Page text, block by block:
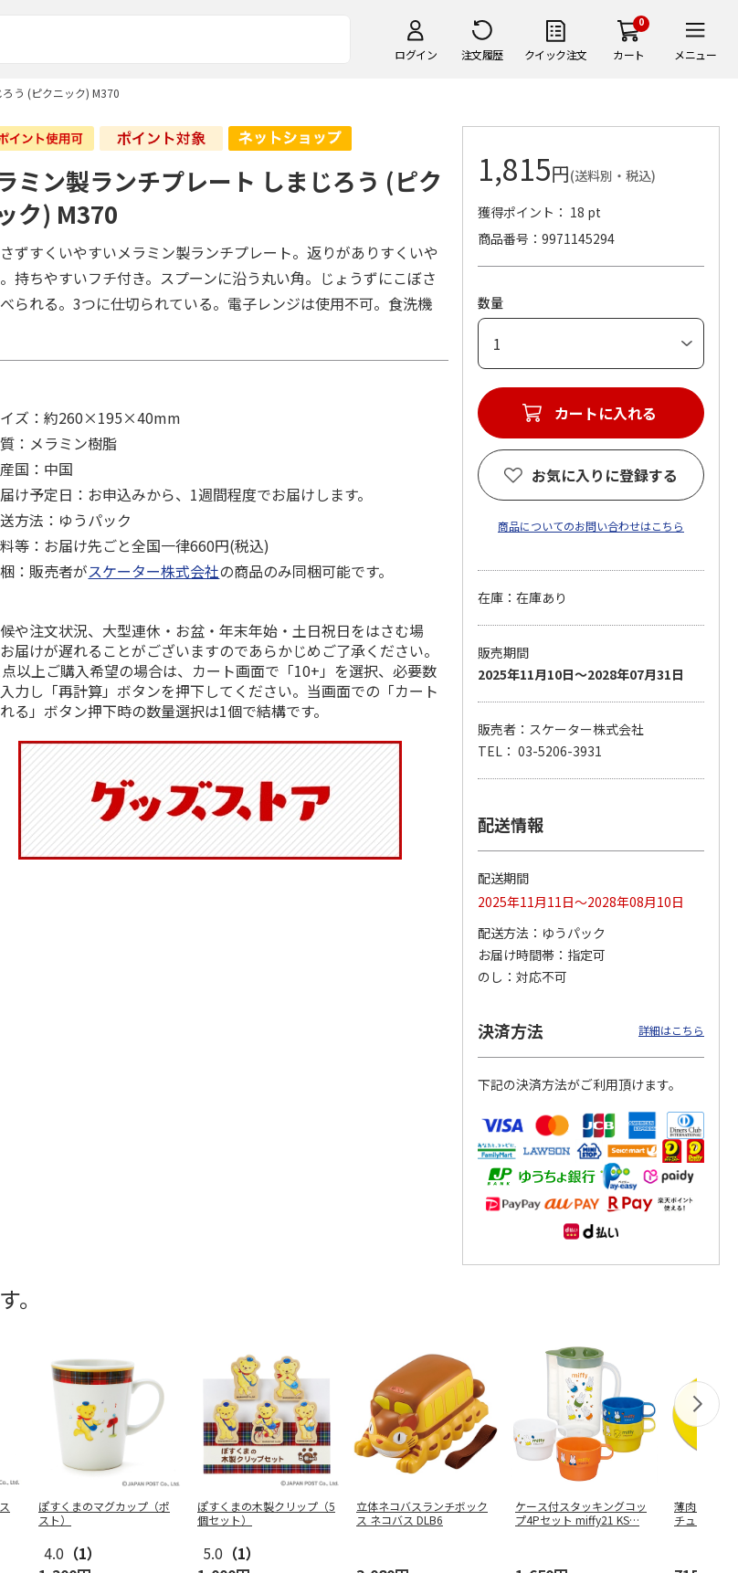
ログイン 注文履歴 クイック注文
0
カート メニュー
う (ピクニック) M370
コーデュロイ生地ラ
キティ KCOB2
2,200円
(送料別・税込)
マスコット付箸・箸
ミン製ランチプレート しまじろう (ピク
ク) M370
ずすくいやすいメラミン製ランチプレート。返りがありすくいや
持ちやすいフチ付き。スプーンに沿う丸い角。じょうずにこぼさ
られる。3つに仕切られている。電子レンジは使用不可。食洗機
ズ：約260×195×40mm
：メラミン樹脂
国：中国
け予定日：お申込みから、1週間程度でお届けします。
方法：ゆうパック
等：お届け先ごと全国一律660円(税込)
：販売者がスケーター株式会社の商品のみ同梱可能です。
や注文状況、大型連休・お盆・年末年始・土日祝日をはさむ場
届けが遅れることがございますのであらかじめご了承ください。
以上ご購入希望の場合は、カート画面で「10+」を選択、必要数
力し「再計算」ボタンを押下してください。当画面での「カート
る」ボタン押下時の数量選択は1個で結構です。
1,815円(送料別・税込)
獲得ポイント： 18 pt
商品番号
9971145294
数量
カートに入れる
お気に入りに登録する
商品についてのお問い合わせはこちら
在庫：在庫あり
販売期間
2025年11月10日～2028年07月31日
販売者：スケーター株式会社
TEL： 03-5206-3931
配送情報
配送期間
2025年11月11日～2028年08月10日
配送方法
ゆうパック
お届け時間帯
指定可
のし
対応不可
決済方法 詳細はこちら
下記の決済方法がご利用頂けます。
ぽすくまのマグカップ（ポ
スト）
4.0 （1）
ぽすくまの木製クリップ（5
個セット）
5.0 （1）
立体ネコバスランチボック
ス ネコバス DLB6
ケース付スタッキングコッ
プ4Pセット miffy21 KS…
薄肉メラミ
チュウフェ